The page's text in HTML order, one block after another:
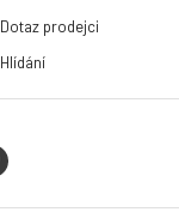
Dotaz prodejci
Hlídání